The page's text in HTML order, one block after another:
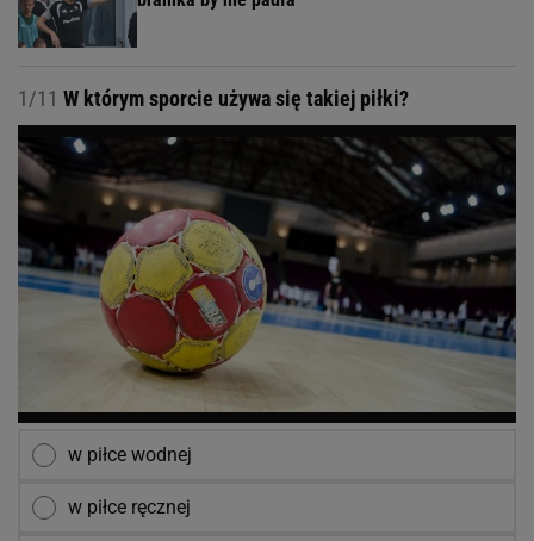
1/11 W którym sporcie używa się takiej piłki?
w piłce wodnej
w piłce ręcznej